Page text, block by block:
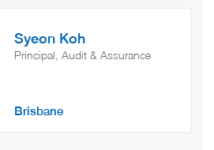
Syeon Koh
Principal, Audit & Assurance
Brisbane